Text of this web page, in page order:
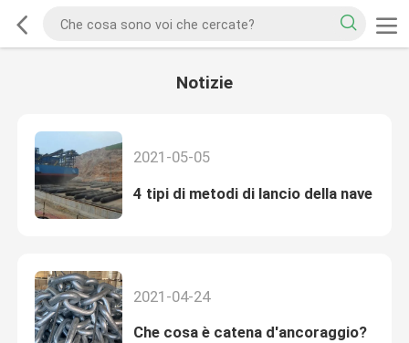
Notizie
2021-05-05
4 tipi di metodi di lancio della nave
2021-04-24
Che cosa è catena d'ancoraggio?